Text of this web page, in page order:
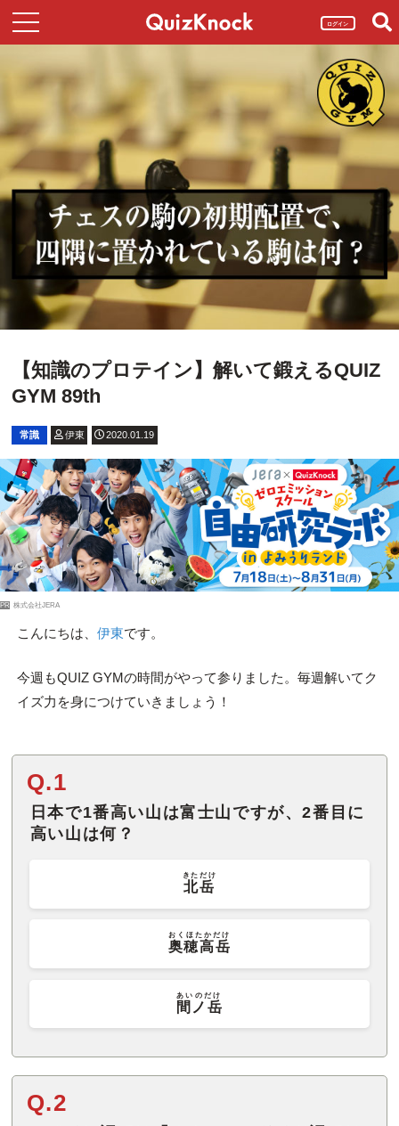
ログイン
【知識のプロテイン】解いて鍛えるQUIZ
GYM 89th
常識 伊東 2020.01.19
PR 株式会社JERA
こんにちは、 伊東です。
今週もQUIZ GYMの時間がやって参りました。毎週解いてク
イズ力を身につけていきましょう！
Q.1
日本で1番高い山は富士山ですが、2番目に
高い山は何？
北岳
きただけ
奥穂高岳
おくほたかだけ
間ノ岳
あいのだけ
Q.2